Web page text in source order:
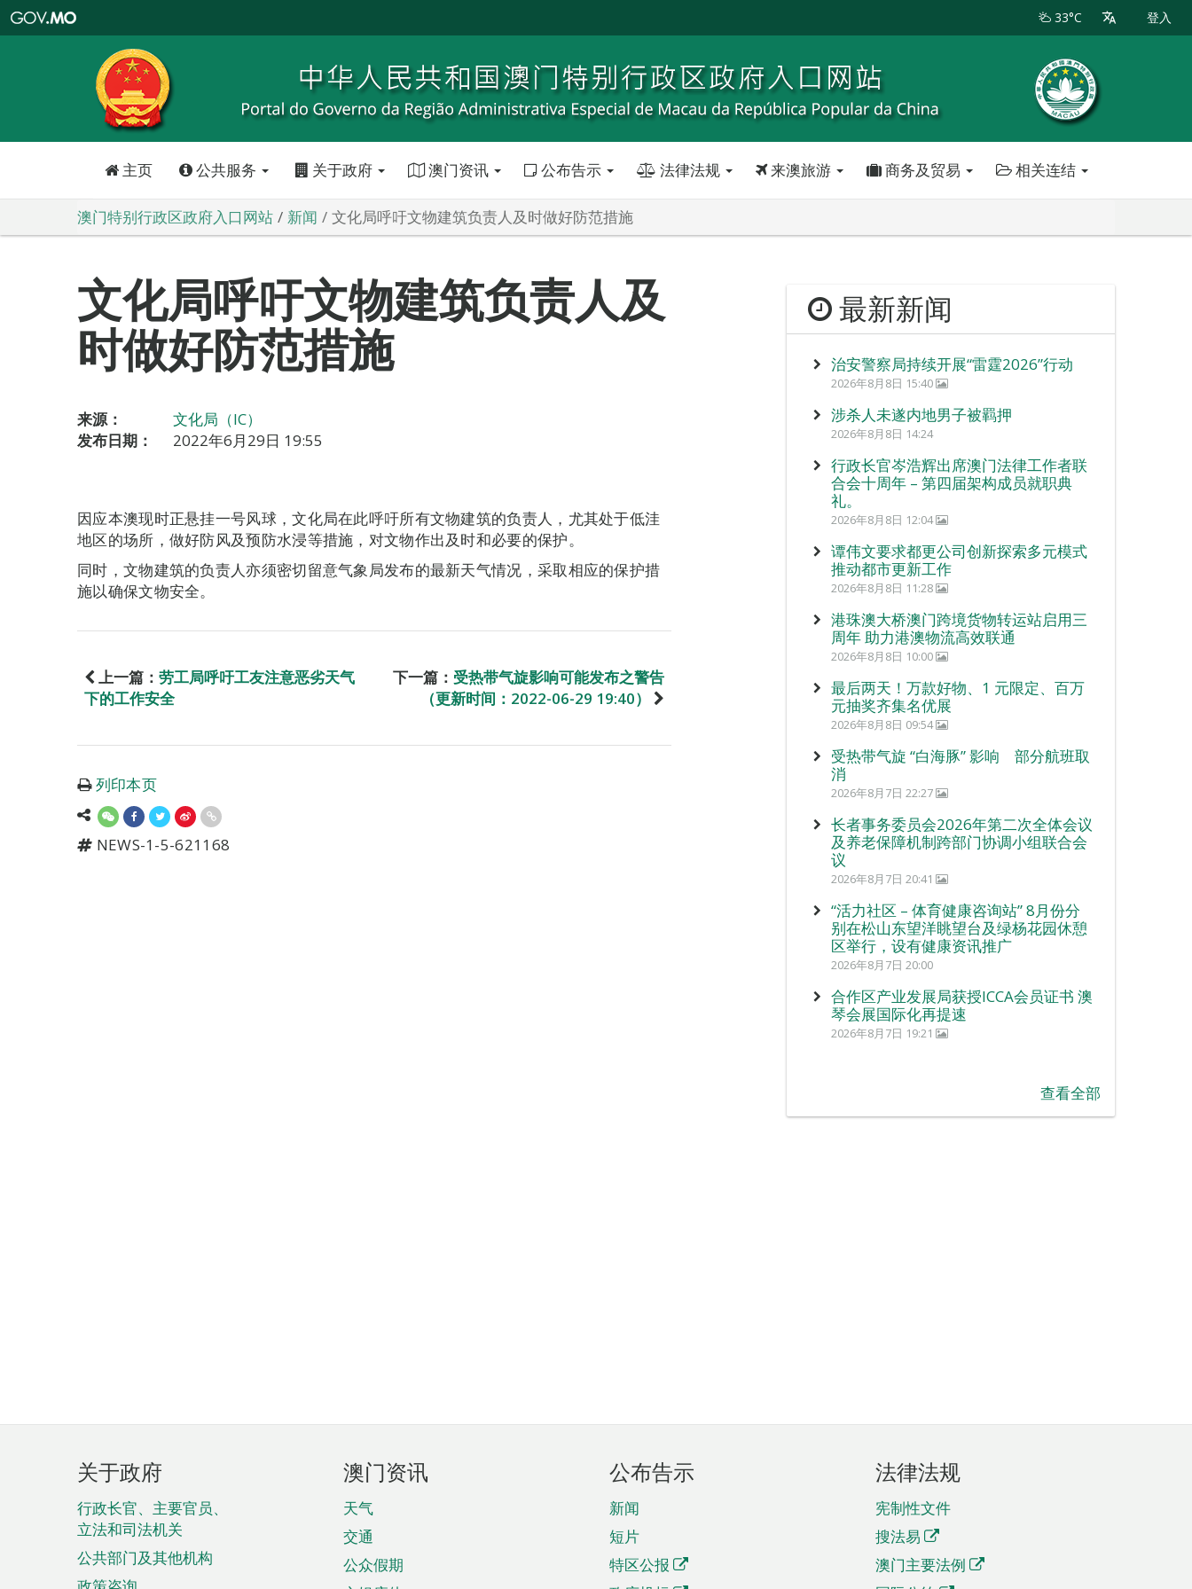
特
政
区
政
口
33°C 登入
主页 公共服务 关于政府 澳门资讯 公布告示 法律法规 来澳旅游 商务及贸易 相关连结
澳门特别行政区政府入口网站 新闻 文化局呼吁文物建筑负责人及时做好防范措施
文化局呼吁文物建筑负责人及
时做好防范措施
来源：
文化局（IC）
发布日期：
2022年6月29日 19:55
因应本澳现时正悬挂一号风球，文化局在此呼吁所有文物建筑的负责人，尤其处于低洼
地区的场所，做好防风及预防水浸等措施，对文物作出及时和必要的保护。
同时，文物建筑的负责人亦须密切留意气象局发布的最新天气情况，采取相应的保护措
施以确保文物安全。
上一篇： 劳工局呼吁工友注意恶劣天气
下的工作安全
下一篇： 受热带气旋影响可能发布之警告
（更新时间：2022-06-29 19:40）
列印本页
NEWS-1-5-621168
最新新闻
治安警察局持续开展“雷霆2026”行动
2026年8月8日 15:40
涉杀人未遂内地男子被羁押
2026年8月8日 14:24
行政长官岑浩辉出席澳门法律工作者联
合会十周年 – 第四届架构成员就职典
礼。
2026年8月8日 12:04
谭伟文要求都更公司创新探索多元模式
推动都市更新工作
2026年8月8日 11:28
港珠澳大桥澳门跨境货物转运站启用三
周年 助力港澳物流高效联通
2026年8月8日 10:00
最后两天！万款好物、1 元限定、百万
元抽奖齐集名优展
2026年8月8日 09:54
受热带气旋 “白海豚” 影响 部分航班取
消
2026年8月7日 22:27
长者事务委员会2026年第二次全体会议
及养老保障机制跨部门协调小组联合会
议
2026年8月7日 20:41
“活力社区 – 体育健康咨询站” 8月份分
别在松山东望洋眺望台及绿杨花园休憩
区举行，设有健康资讯推广
2026年8月7日 20:00
合作区产业发展局获授ICCA会员证书 澳
琴会展国际化再提速
2026年8月7日 19:21
查看全部
页
脚
菜
单
关于政府
行政长官、主要官员、
立法和司法机关
公共部门及其他机构
澳门资讯
天气
交通
公众假期
公布告示
新闻
短片
特区公报
法律法规
宪制性文件
搜法易
澳门主要法例